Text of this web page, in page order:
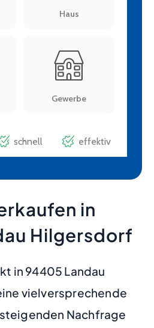
in
Hilgersdorf
in 94405 Landau
vielversprechende
Nachfrage